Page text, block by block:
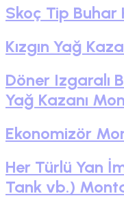
Skoç Tip Buhar
Kızgın Yağ
Döner Izgaralı
Yağ Kazanı
Ekonomizör
Her Türlü Yan
Tank vb.)